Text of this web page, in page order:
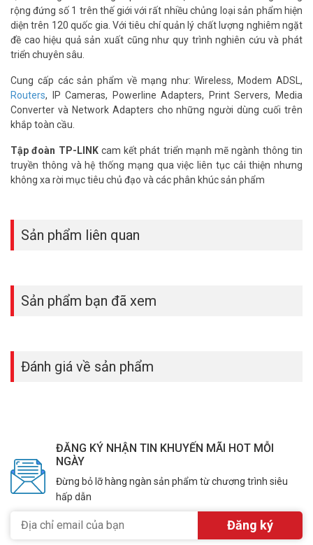
được giám sát liên tục. Trang web độc hại bị chặn trước khi thiết bị
trong nhà truy cập vào.
OFDMA trên AX56 có tác dụng gì khi nhiều
người dùng cùng lúc?
OFDMA cho phép router phục vụ nhiều thiết bị cùng một thời điểm
thay vì lần lượt. Giờ cao điểm cả gia đình cùng dùng Wifi ít bị chậm
hay giật hơn. Đây là cải tiến đáng kể của Wi-Fi 6 so với các chuẩn
Wifi trước đó.
Router AX56 có phù hợp cho gia đình có trẻ
em không?
cài thêm ứng dụng hay phần mềm riêng.
trong thực tế?
Sáu luồng nghĩa là router xử lý dữ liệu song song trên 6 kênh cùng
lúc. Càng nhiều luồng thì router càng phục vụ được nhiều thiết bị
thấy rõ sự khác biệt.
Router Wifi TP-LINK Archer AX56 phù hợp gia đình có nhiều thiết bị
router Wifi TP-LINK Archer AX56 chính hãng giá tốt. Tham khảo
thêm thông tin tại
rộng đứng số 1 trên thế giới với rất nhiều chủng loại sản phẩm hiện
diện trên 120 quốc gia. Với tiêu chí quản lý chất lượng nghiêm ngặt
đề cao hiệu quả sản xuất cũng như quy trình nghiên cứu và phát
triển chuyên sâu.
Cung cấp các sản phẩm về mạng như: Wireless, Modem ADSL,
Routers, IP Cameras, Powerline Adapters, Print Servers, Media
Converter và Network Adapters cho những người dùng cuối trên
khắp toàn cầu.
Tập đoàn TP-LINKcam kết phát triển mạnh mẽ ngành thông tin
truyền thông và hệ thống mạng qua việc liên tục cải thiện nhưng
không xa rời mục tiêu chủ đạo và các phân khúc sản phẩm
Sản phẩm liên quan
Sản phẩm bạn đã xem
Đánh giá về sản phẩm
ĐĂNG KÝ NHẬN TIN KHUYẾN MÃI HOT MỖI
NGÀY
Đừng bỏ lỡ hàng ngàn sản phẩm từ chương trình siêu
hấp dẫn